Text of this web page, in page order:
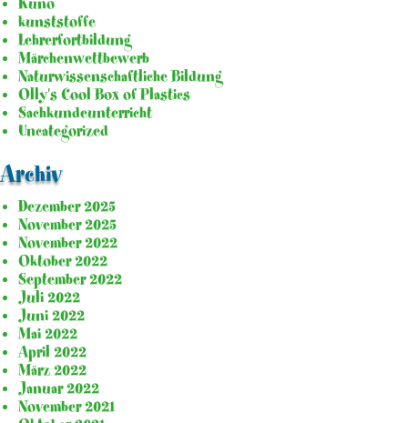
kunststoffe
Lehrerfortbildung
Märchenwettbewerb
Naturwissenschaftliche Bildung
Olly's Cool Box of Plastics
Sachkundeunterricht
Uncategorized
Archiv
Dezember 2025
November 2025
November 2022
Oktober 2022
September 2022
Juli 2022
Juni 2022
Mai 2022
April 2022
März 2022
Januar 2022
November 2021